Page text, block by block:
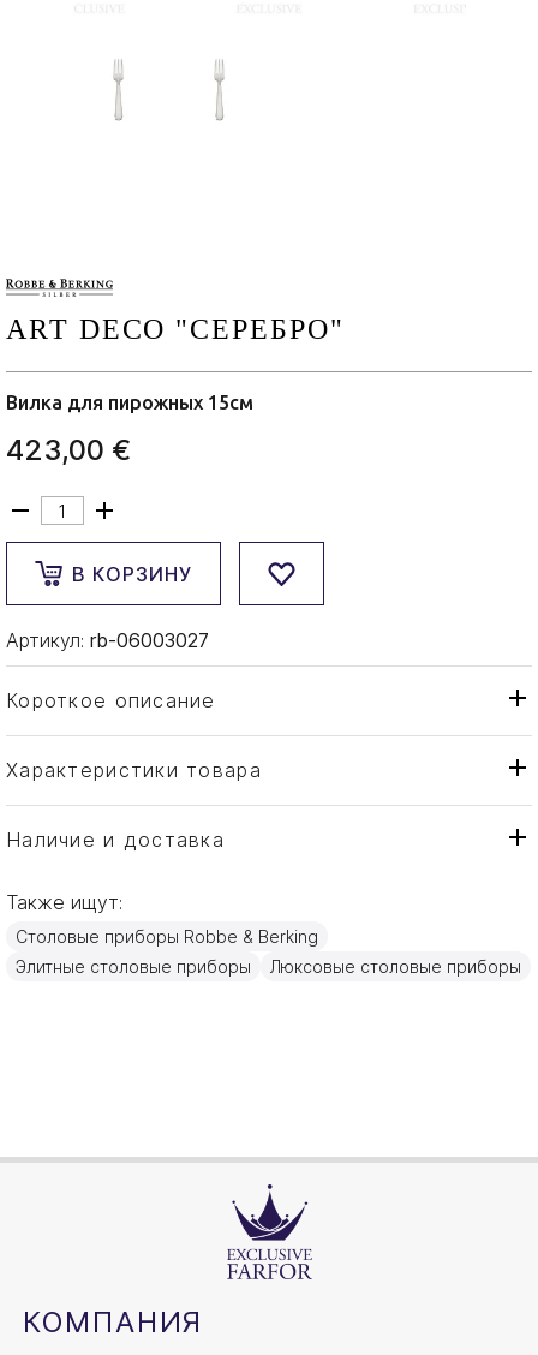
ART DECO "СЕРЕБРО"
Вилка для пирожных 15см
423,00 €
В КОРЗИНУ
Артикул: rb-06003027
Короткое описание
Характеристики товара
Тип товара
Вилка
Бренд
Страна производителя
Материал
Серебро
15см
Наличие и доставка
Также ищут:
Столовые приборы Robbe & Berking
Элитные столовые приборы
Люксовые столовые приборы
КОМПАНИЯ